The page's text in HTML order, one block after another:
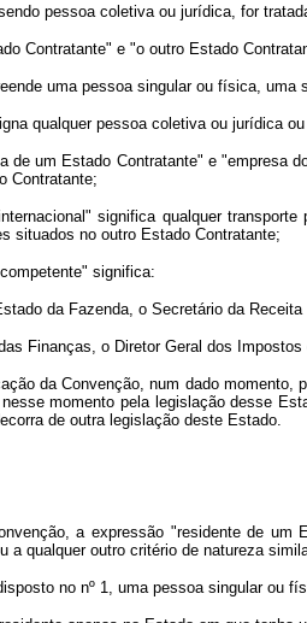
pessoa coletiva ou jurídica, for
e "o outro Estado
uma pessoa singular ou física, uma
qualquer pessoa coletiva ou jurídica ou
Estado Contratante" e "empresa do
Contratante;
significa qualquer transporte
situados no outro Estado Contratante;
significa:
da Fazenda, o Secretário da Receita
o Diretor Geral dos Impostos
da Convenção, num dado momento,
momento pela legislação desse
de outra legislação deste Estado.
a expressão "residente de um
a qualquer outro critério de natureza
no nº 1, uma pessoa singular ou